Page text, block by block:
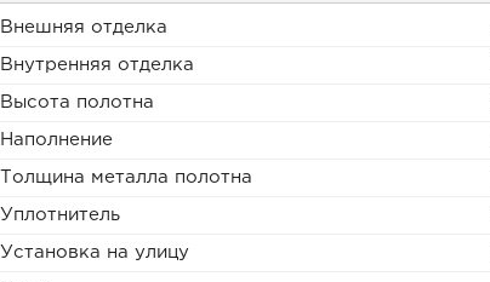
Внешняя отделка
Внутренняя отделка
Высота полотна
Наполнение
Толщина металла полотна
Уплотнитель
Установка на улицу